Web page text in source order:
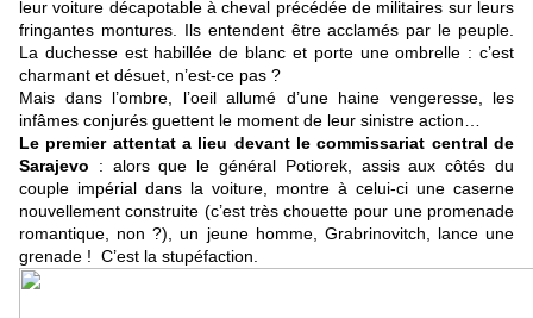
leur voiture décapotable à cheval précédée de militaires sur leurs
fringantes montures. Ils entendent être acclamés par le peuple.
La duchesse est habillée de blanc et porte une ombrelle : c’est
charmant et désuet, n’est-ce pas ?
Mais dans l’ombre, l’oeil allumé d’une haine vengeresse, les
infâmes conjurés guettent le moment de leur sinistre action…
Le premier attentat a lieu devant le commissariat central de
Sarajevo : alors que le général Potiorek, assis aux côtés du
couple impérial dans la voiture, montre à celui-ci une caserne
nouvellement construite (c’est très chouette pour une promenade
romantique, non ?), un jeune homme, Grabrinovitch, lance une
grenade ! C’est la stupéfaction.